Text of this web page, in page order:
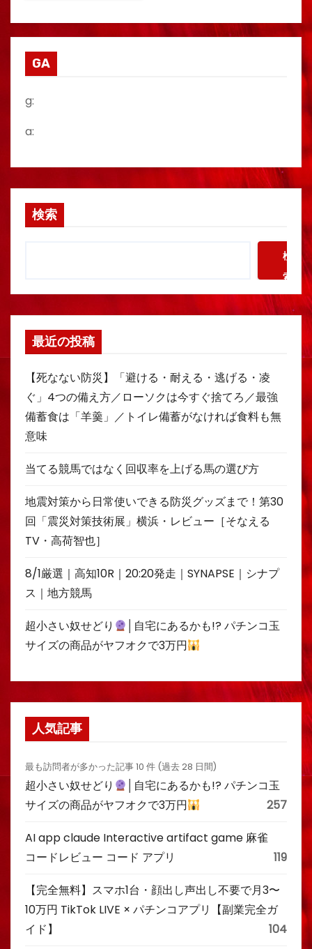
GA
g:
a:
検索
検
索
最近の投稿
【死なない防災】「避ける・耐える・逃げる・凌
ぐ」4つの備え方／ローソクは今すぐ捨てろ／最強
備蓄食は「羊羹」／トイレ備蓄がなければ食料も無
意味
当てる競馬ではなく回収率を上げる馬の選び方
地震対策から日常使いできる防災グッズまで！第30
回「震災対策技術展」横浜・レビュー［そなえる
TV・高荷智也］
8/1厳選｜高知10R｜20:20発走｜SYNAPSE｜シナプ
ス｜地方競馬
超小さい奴せどり
│自宅にあるかも!? パチンコ玉
サイズの商品がヤフオクで3万円
人気記事
最も訪問者が多かった記事 10 件 (過去 28 日間)
超小さい奴せどり
│自宅にあるかも!? パチンコ玉
サイズの商品がヤフオクで3万円
257
AI app claude Interactive artifact game 麻雀
コードレビュー コード アプリ
119
【完全無料】スマホ1台・顔出し声出し不要で月3〜
10万円 TikTok LIVE × パチンコアプリ【副業完全ガ
イド】
104